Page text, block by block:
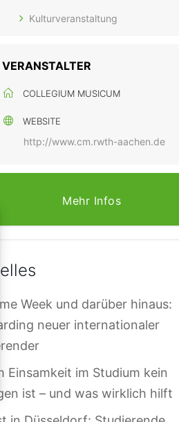
Kulturveranstaltung
VERANSTALTER
COLLEGIUM MUSICUM
WEBSITE
http://www.cm.rwth-aachen.de
Mehr Infos
Week und darüber hinaus:
neuer internationaler
Einsamkeit im Studium kein
ist – und was wirklich hilft